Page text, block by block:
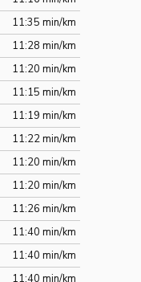
11:35 min/km
11:28 min/km
11:20 min/km
11:15 min/km
11:19 min/km
11:22 min/km
11:20 min/km
11:20 min/km
11:26 min/km
11:40 min/km
11:40 min/km
11:40 min/km